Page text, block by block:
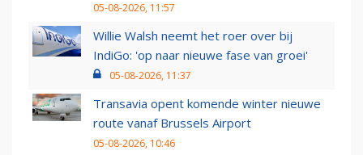
05-08-2026, 11:57
Willie Walsh neemt het roer over bij
IndiGo: 'op naar nieuwe fase van groei'
05-08-2026, 11:37
Transavia opent komende winter nieuwe
route vanaf Brussels Airport
05-08-2026, 10:46